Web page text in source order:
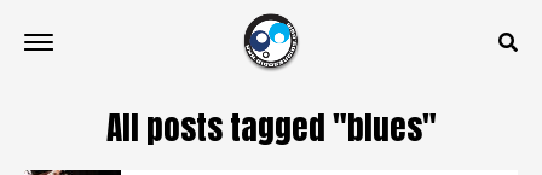
All posts tagged "blues"